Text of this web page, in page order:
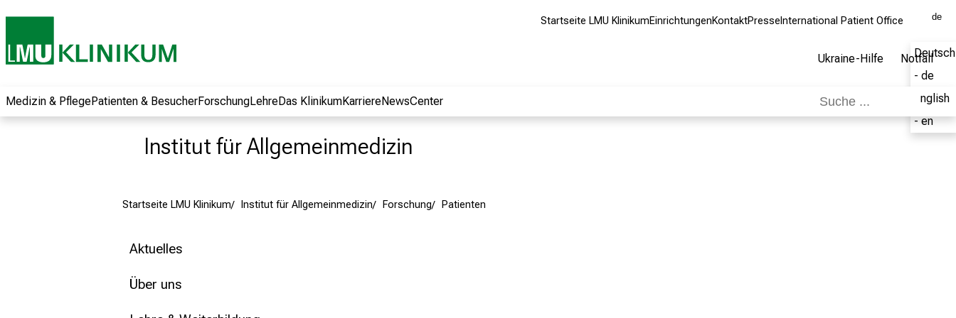
Startseite LMU KlinikumEinrichtungenKontaktPresse International Patient Office de
Deutsch
- de
English
- en
Ukraine-Hilfe Notfall
Medizin & PflegePatienten & BesucherForschungLehreDas KlinikumKarriereNewsCenter
Institut für Allgemeinmedizin
Startseite LMU Klinikum Institut für Allgemeinmedizin Forschung Patienten
Aktuelles
Über uns
Informationen zu
Jobs, Ausbildungen
Weiterbildungen.
Kommen Sie
begeistern – ganz
ohne Anmeldung.